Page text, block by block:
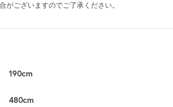
がございますのでご了承ください。
190cm
480cm